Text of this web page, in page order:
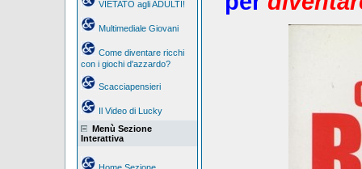
VIETATO agli ADULTI!
Multimediale Giovani
Come diventare ricchi
con i giochi d'azzardo?
Scacciapensieri
Il Video di Lucky
Menù Sezione
Interattiva